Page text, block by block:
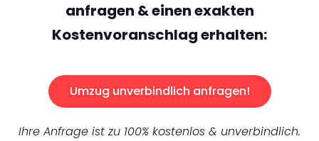
anfragen & einen exakten
Kostenvoranschlag erhalten:
Umzug unverbindlich anfragen!
Ihre Anfrage ist zu 100% kostenlos & unverbindlich.